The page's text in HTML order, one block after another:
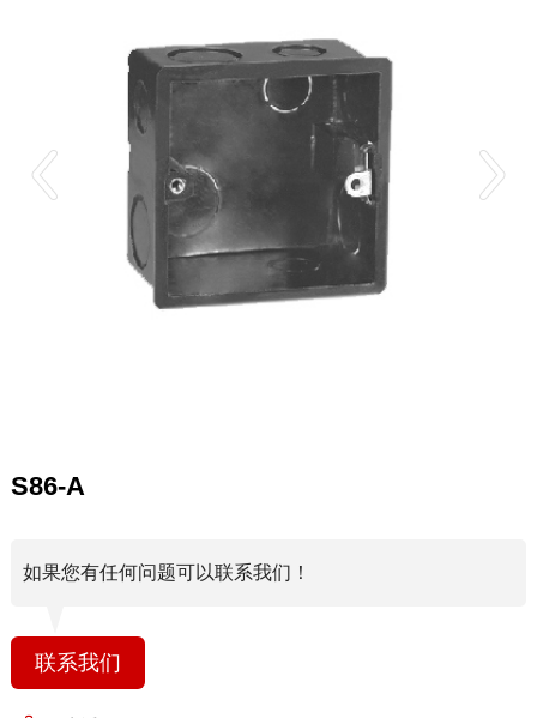
S86-A
如果您有任何问题可以联系我们！
联系我们